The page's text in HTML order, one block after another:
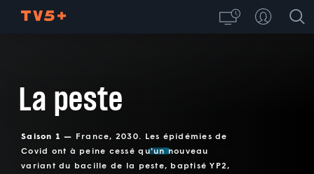
La peste
Saison 1 — France, 2030. Les épidémies de
Covid ont à peine cessé qu'un nouveau
variant du bacille de la peste, baptisé YP2,